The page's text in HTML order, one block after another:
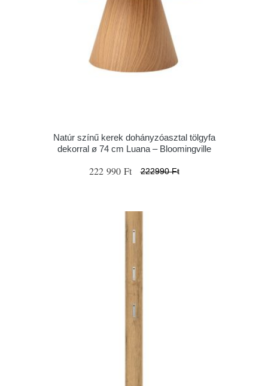
Natúr színű kerek dohányzóasztal tölgyfa
dekorral ø 74 cm Luana – Bloomingville
222 990 Ft 222990 Ft